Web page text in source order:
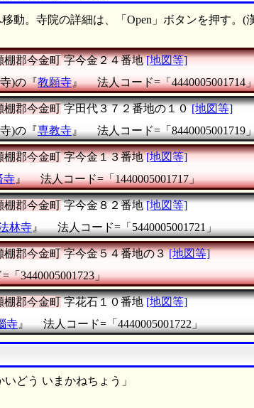
移動。寺院の詳細は、「Open」ボタンを押す。(
棚郡今金町字今金２４番地 [地図等]
)の『教願寺』 法人コード=「4440005001714
棚郡今金町字田代３７２番地の１０ [地図等]
)の『専教寺 』 法人コード=「8440005001719」
棚郡今金町字今金１３番地 [地図等]
寺』 法人コード=「1440005001717」
棚郡今金町字今金８２番地 [地図等]
林寺 』 法人コード=「5440005001721」
棚郡今金町字今金５４番地の３ [地図等]
「3440005001723」
棚郡今金町字花石１０番地 [地図等]
寺 』 法人コード=「4440005001722」
どう いまかねちょう」